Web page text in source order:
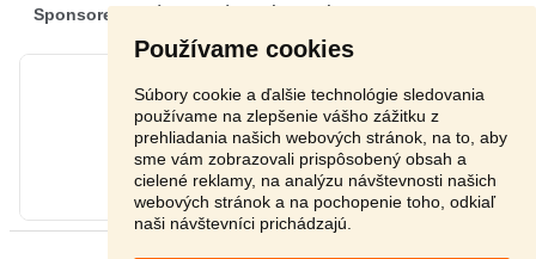
Používame cookies
Súbory cookie a ďalšie technológie sledovania
používame na zlepšenie vášho zážitku z
prehliadania našich webových stránok, na to, aby
sme vám zobrazovali prispôsobený obsah a
cielené reklamy, na analýzu návštevnosti našich
webových stránok a na pochopenie toho, odkiaľ
naši návštevníci prichádzajú.